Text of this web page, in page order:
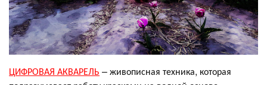
ЦИФРОВАЯ АКВАРЕЛЬ – живописная техника, которая